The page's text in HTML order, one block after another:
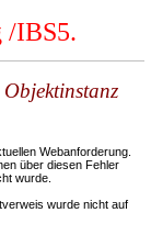
/IBS5.
Webanforderung.
über diesen Fehler
wurde.
wurde nicht auf